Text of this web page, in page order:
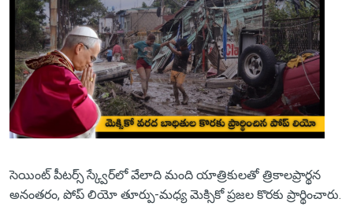
సెయింట్ పీటర్స్ స్క్వేర్‌లో వేలాది మంది యాత్రికులతో త్రికాలప్రార్థన
అనంతరం, పోప్ లియో తూర్పు-మధ్య మెక్సికో ప్రజల కొరకు ప్రార్థించారు.